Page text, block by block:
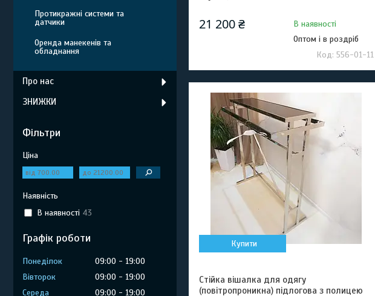
21 200 ₴
В наявності
Оптом і в роздріб
556-01-11
Купити
Стійка вішалка для одягу
(повітропроникна) підлогова з полицею
Протикражні системи та
датчики
Оренда манекенів та
обладнання
Про нас
ЗНИЖКИ
Фільтри
Ціна
Наявність
В наявності 43
Графік роботи
Понеділок 09:00
19:00
Вівторок
09:00
19:00
Середа
09:00
19:00